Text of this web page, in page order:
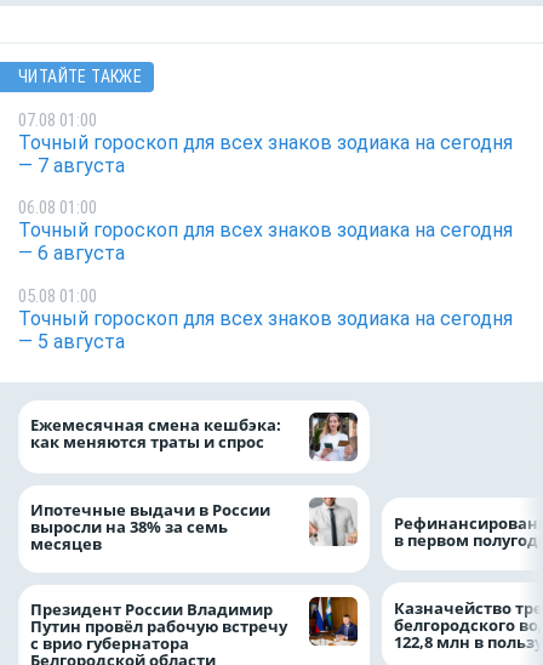
ЧИТАЙТЕ ТАКЖЕ
07.08 01:00
Точный гороскоп для всех знаков зодиака на сегодня
— 7 августа
06.08 01:00
Точный гороскоп для всех знаков зодиака на сегодня
— 6 августа
05.08 01:00
Точный гороскоп для всех знаков зодиака на сегодня
— 5 августа
Ежемесячная смена кешбэка:
как меняются траты и спрос
Ипотечные выдачи в России
выросли на 38% за семь
месяцев
Президент России Владимир
Путин провёл рабочую встречу
с врио губернатора
Белгородской области
в первом
Казначейство
белгородского
122,8 млн в